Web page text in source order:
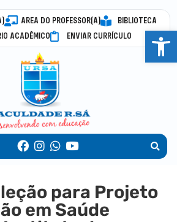
AREA DO PROFESSOR(A)
BIBLIOTECA
ACADÊMICO
ENVIAR CURRÍCULO
para Projeto
em Saúde
Abrir